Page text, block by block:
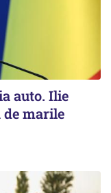
auto. Ilie
marile